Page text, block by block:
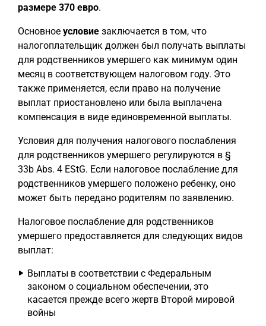
размере 370 евро.
Основное условие заключается в том, что
налогоплательщик должен был получать выплаты
для родственников умершего как минимум один
месяц в соответствующем налоговом году. Это
также применяется, если право на получение
выплат приостановлено или была выплачена
компенсация в виде единовременной выплаты.
Условия для получения налогового послабления
для родственников умершего регулируются в §
33b Abs. 4 EStG. Если налоговое послабление для
родственников умершего положено ребенку, оно
может быть передано родителям по заявлению.
Налоговое послабление для родственников
умершего предоставляется для следующих видов
выплат:
Выплаты в соответствии с Федеральным
законом о социальном обеспечении, это
касается прежде всего жертв Второй мировой
войны